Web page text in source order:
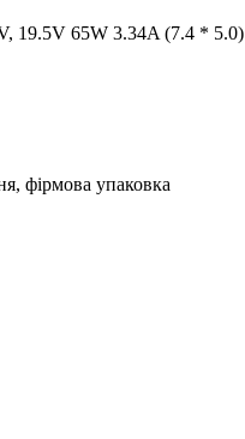
19.5V 65W 3.34A (7.4 * 5.0)
фірмова упаковка